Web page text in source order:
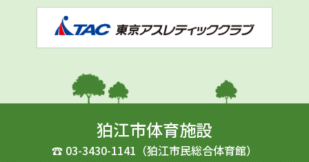
狛江市体育施設
☎ 03-3430-1141 （狛江市民総合体育館）